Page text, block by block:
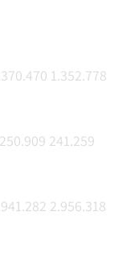
1.352.778
241.259
2.956.318